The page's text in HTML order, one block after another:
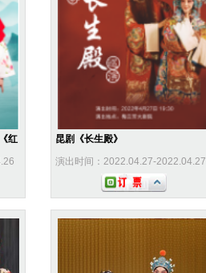
红
昆剧《长生殿》
演出时间：2022.04.27-2022.04.27